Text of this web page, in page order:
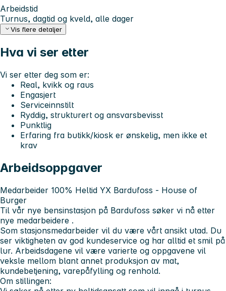
Arbeidstid
Turnus, dagtid og kveld, alle dager
Vis flere detaljer
Hva vi ser etter
Vi ser etter deg som er:
Real, kvikk og raus
Engasjert
Serviceinnstilt
Ryddig, strukturert og ansvarsbevisst
Punktlig
Erfaring fra butikk/kiosk er ønskelig, men ikke et
krav
Arbeidsoppgaver
Medarbeider 100% Heltid YX Bardufoss - House of
Burger
Til vår nye bensinstasjon på Bardufoss søker vi nå etter
nye medarbeidere .
Som stasjonsmedarbeider vil du være vårt ansikt utad. Du
ser viktigheten av god kundeservice og har alltid et smil på
lur. Arbeidsdagene vil være varierte og oppgavene vil
veksle mellom blant annet produksjon av mat,
kundebetjening, varepåfylling og renhold.
Om stillingen: